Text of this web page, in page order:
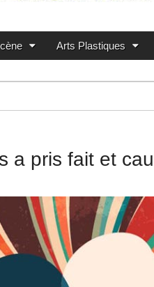
Arts Plastiques
a pris fait et